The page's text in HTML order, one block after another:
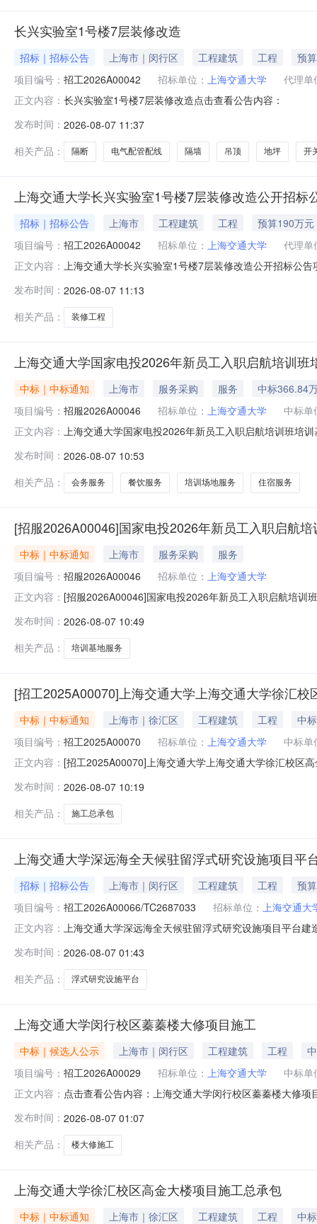
长兴实验室1号楼7层装修改造
招标｜招标公告 上海市｜闵行区 工程建筑 工程
预
项目编号： 招工2026A00042 招标单位： 上海交通大学
代理单
正文内容： 长兴实验室1号楼7层装修改造点击查看公告内容：
发布时间： 2026-08-07 11:37
相关产品：
隔断 电气配管配线 隔墙 吊顶 地坪 开
上海交通大学长兴实验室1号楼7层装修改造公开招标
招标｜招标公告 上海市 工程建筑 工程
预算190万元
项目编号： 招工2026A00042 招标单位： 上海交通大学
代理单
正文内容： 上海交通大学长兴实验室1号楼7层装修改造公开招标公
2026A00042项目名称：上海交通大学长兴实验室1号楼
发布时间： 2026-08-07 11:13
相关产品：
装修工程
上海交通大学国家电投2026年新员工入职启航培训
中标｜中标通知 上海市 服务采购 服务
中标366.84
项目编号： 招服2026A00046 招标单位： 上海交通大学
中标单
正文内容： 上海交通大学国家电投2026年新员工入职启航培训班培
机客户服务有限公司供应商地址：上海市闵行区江川东
陀区中山北
发布时间： 2026-08-07 10:53
相关产品：
会务服务 餐饮服务 培训场地服务 住宿服务
[招服2026A00046]国家电投2026年新员工入职启航
中标｜中标通知 上海市 服务采购
服务
项目编号： 招服2026A00046 招标单位： 上海交通大学
正文内容： [招服2026A00046]国家电投2026年新员工入职启航培训
发布时间： 2026-08-07 10:49
相关产品：
培训基地服务
[招工2025A00070]上海交通大学上海交通大学徐汇
中标｜中标通知 上海市｜徐汇区 工程建筑 工程
中
项目编号： 招工2025A00070 招标单位： 上海交通大学
中标单
正文内容： [招工2025A00070]上海交通大学上海交通大学徐汇校区
发布时间： 2026-08-07 10:19
相关产品：
施工总承包
上海交通大学深远海全天候驻留浮式研究设施项目平
招标｜招标公告 上海市｜闵行区 工程建筑 工程
预
项目编号： 招工2026A00066/TC2687033 招标单位： 上海交通大
正文内容： 上海交通大学深远海全天候驻留浮式研究设施项目平台
文件号：发改投资〔2025〕1620号，项目建设单位为上
上海交通大学
发布时间： 2026-08-07 01:43
相关产品：
浮式研究设施平台
上海交通大学闵行校区蓁蓁楼大修项目施工
中标｜候选人公示 上海市｜闵行区 工程建筑 工程
项目编号： 招工2026A00029 招标单位： 上海交通大学
中标单
正文内容： 点击查看公告内容：上海交通大学闵行校区蓁蓁楼大修项
发布时间： 2026-08-07 01:07
相关产品：
楼大修施工
上海交通大学徐汇校区高金大楼项目施工总承包
中标｜中标通知 上海市｜徐汇区 工程建筑 工程
中